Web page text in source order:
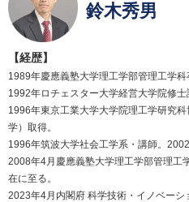
鈴木秀男
【経歴】
1989年慶應義塾大学理工学部管理工学科
1992年ロチェスター大学経営大学院修士
1996年東京工業大学大学院理工学研究
学）取得。
1996年筑波大学社会工学系・講師。2002
2008年4月慶應義塾大学理工学部管理工
在に至る。
2023年4月内閣府 科学技術・イノベー